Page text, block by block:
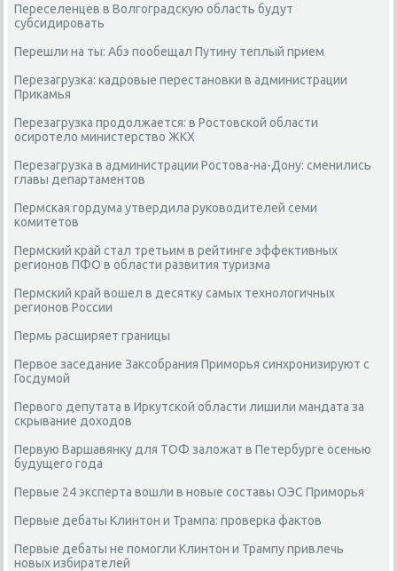
Переселенцев в Волгоградскую область будут
субсидировать
Перешли на ты: Абэ пообещал Путину теплый прием
Перезагрузка: кадровые перестановки в администрации
Прикамья
Перезагрузка продолжается: в Ростовской области
осиротело министерство ЖКХ
Перезагрузка в администрации Ростова-на-Дону: сменились
главы департаментов
Пермская гордума утвердила руководителей семи
комитетов
Пермский край стал третьим в рейтинге эффективных
регионов ПФО в области развития туризма
Пермский край вошел в десятку самых технологичных
регионов России
Пермь расширяет границы
Первое заседание Заксобрания Приморья синхронизируют с
Госдумой
Первого депутата в Иркутской области лишили мандата за
скрывание доходов
Первую Варшавянку для ТОФ заложат в Петербурге осенью
будущего года
Первые 24 эксперта вошли в новые составы ОЭС Приморья
Первые дебаты Клинтон и Трампа: проверка фактов
Первые дебаты не помогли Клинтон и Трампу привлечь
новых избирателей